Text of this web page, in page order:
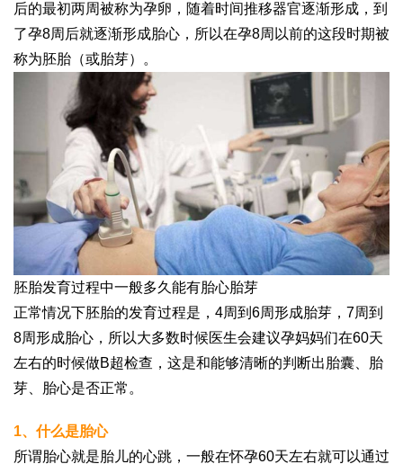
后的最初两周被称为孕卵，随着时间推移器官逐渐形成，到
了孕8周后就逐渐形成胎心，所以在孕8周以前的这段时期被
称为胚胎（或胎芽）。
胚胎发育过程中一般多久能有胎心胎芽
正常情况下胚胎的发育过程是，4周到6周形成胎芽，7周到
8周形成胎心，所以大多数时候医生会建议孕妈妈们在60天
左右的时候做B超检查，这是和能够清晰的判断出胎囊、胎
芽、胎心是否正常。
1、什么是胎心
所谓胎心就是胎儿的心跳，一般在怀孕60天左右就可以通过